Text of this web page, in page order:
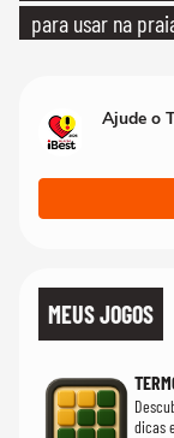
para usar na
Ajude o
MEUS JOGOS
dicas